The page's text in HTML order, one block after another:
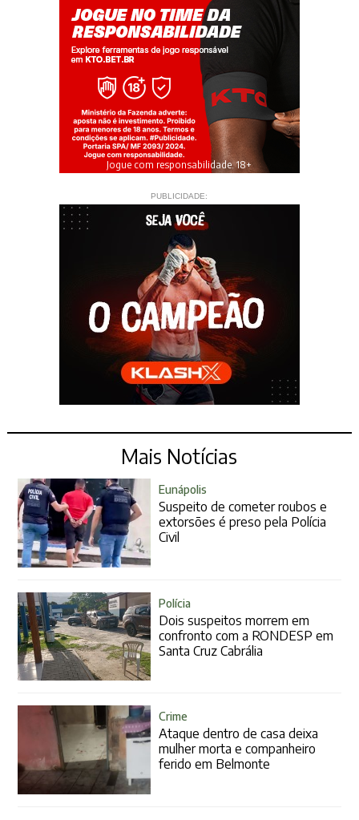
Jogue com responsabilidade. 18+
PUBLICIDADE:
Mais Notícias
Eunápolis
Suspeito de cometer roubos e
extorsões é preso pela Polícia
Civil
Polícia
Dois suspeitos morrem em
confronto com a RONDESP em
Santa Cruz Cabrália
Crime
Ataque dentro de casa deixa
mulher morta e companheiro
ferido em Belmonte